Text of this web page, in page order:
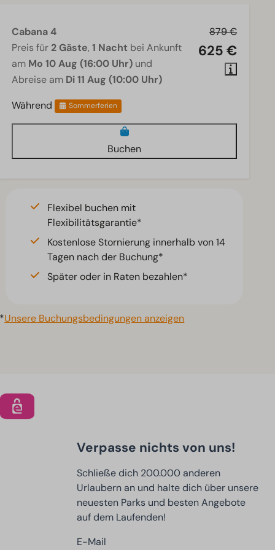
879 €
625 €
Cabana 4
Preis für 2 Gäste,1 Nacht bei Ankunft
am Mo 10 Aug (16:00 Uhr) und
Abreise am Di 11 Aug (10:00 Uhr)
Während
Sommerferien
Buchen
Flexibel buchen mit
Flexibilitätsgarantie*
Kostenlose Stornierung innerhalb von 14
Tagen nach der Buchung*
Später oder in Raten bezahlen*
*Unsere Buchungsbedingungen anzeigen
Verpasse nichts von uns!
Schließe dich 200.000 anderen
Urlaubern an und halte dich über unsere
neuesten Parks und besten Angebote
auf dem Laufenden!
E-Mail